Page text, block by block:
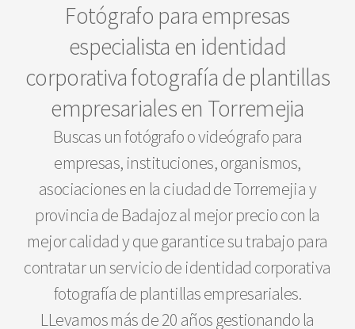
Fotógrafo para empresas
especialista en identidad
corporativa fotografía de plantillas
empresariales en Torremejia
Buscas un fotógrafo o videógrafo para
empresas, instituciones, organismos,
asociaciones en la ciudad de Torremejia y
provincia de Badajoz al mejor precio con la
mejor calidad y que garantice su trabajo para
contratar un servicio de identidad corporativa
fotografía de plantillas empresariales.
LLevamos más de 20 años gestionando la